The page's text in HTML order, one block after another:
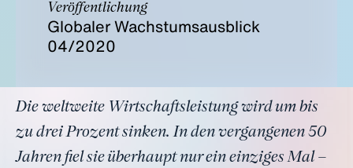
Veröffentlichung
Globaler Wachstumsausblick
04/2020
Die weltweite Wirtschaftsleistung wird um bis
zu drei Prozent sinken. In den vergangenen 50
Jahren fiel sie überhaupt nur ein einziges Mal –